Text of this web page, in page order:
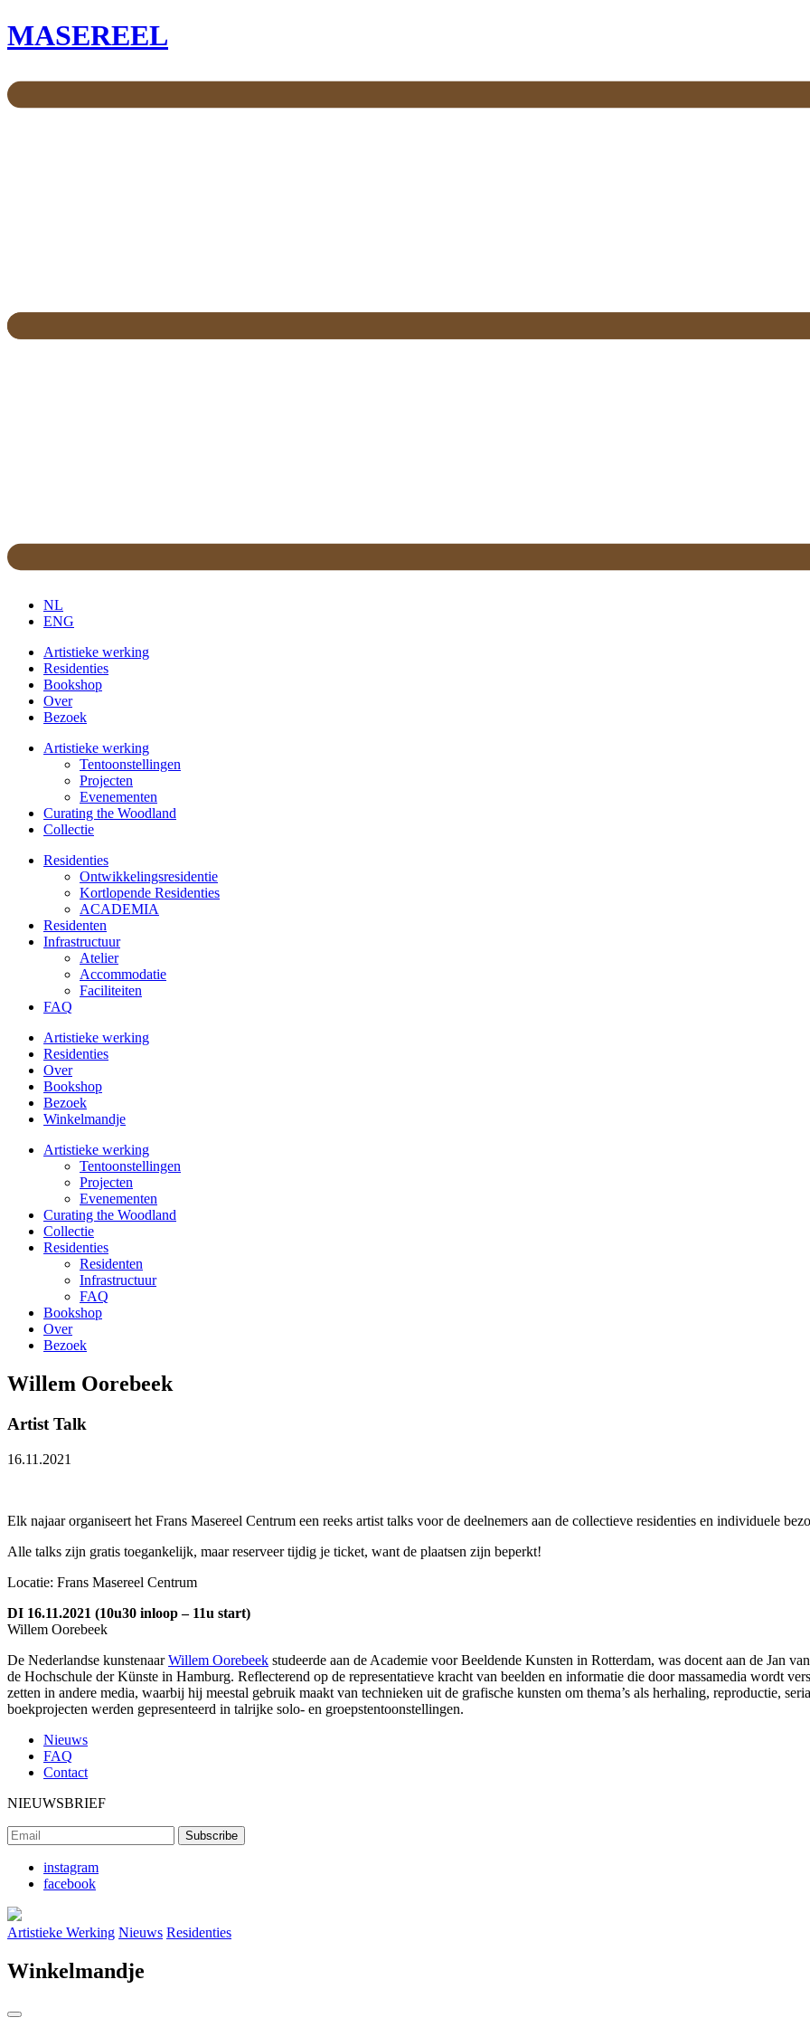
MASEREEL
NL
ENG
Artistieke werking
Residenties
Bookshop
Over
Bezoek
Artistieke werking
Tentoonstellingen
Projecten
Evenementen
Curating the Woodland
Collectie
Residenties
Ontwikkelings­residentie
Kortlopende Residenties
ACADEMIA
Residenten
Infrastructuur
Atelier
Accommodatie
Faciliteiten
FAQ
Artistieke werking
Residenties
Over
Bookshop
Bezoek
Winkelmandje
Artistieke werking
Tentoonstellingen
Projecten
Evenementen
Curating the Woodland
Collectie
Residenties
Residenten
Infrastructuur
FAQ
Bookshop
Over
Bezoek
Willem Oorebeek
Artist Talk
16.11.2021
Elk najaar organiseert het Frans Masereel Centrum een reeks artist talks voor de deelnemers aan de collectieve residenties en individuele
Alle talks zijn gratis toegankelijk, maar reserveer tijdig je ticket, want de plaatsen zijn beperkt!
Locatie: Frans Masereel Centrum
DI 16.11.2021 (10u30 inloop – 11u start)
Willem Oorebeek
De Nederlandse kunstenaarWillem Oorebeek studeerde aan de Academie voor Beeldende Kunsten in Rotterdam, was docent aan de Jan
de Hochschule der Künste in Hamburg. Reflecterend op de representatieve kracht van beelden en informatie die door massamedia wordt
zetten in andere media, waarbij hij meestal gebruik maakt van technieken uit de grafische kunsten om thema’s als herhaling, reproductie,
boekprojecten werden gepresenteerd in talrijke solo- en groepstentoonstellingen.
Nieuws
FAQ
Contact
NIEUWSBRIEF
instagram
facebook
Artistieke Werking Nieuws Residenties
Winkelmandje